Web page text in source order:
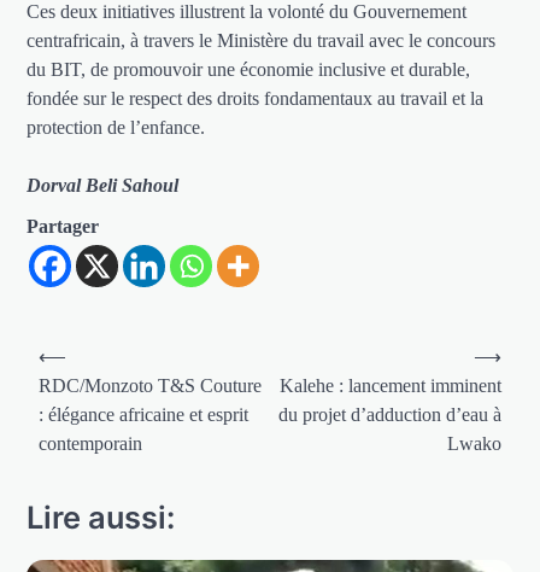
Ces deux initiatives illustrent la volonté du Gouvernement
centrafricain, à travers le Ministère du travail avec le concours
du BIT, de promouvoir une économie inclusive et durable,
fondée sur le respect des droits fondamentaux au travail et la
protection de l’enfance.
Dorval Beli Sahoul
Partager
Navigation
de
l’article
⟵
RDC/Monzoto T&S Couture
: élégance africaine et esprit
contemporain
Kalehe : lancement imminent
du projet d’adduction d’eau à
Lwako
⟶
Lire aussi: